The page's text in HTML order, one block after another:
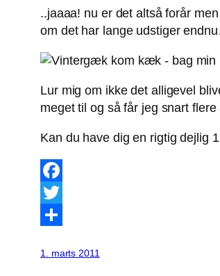
..jaaaa! nu er det altså forår
om det har lange udstiger
Lur mig om ikke det alligevel
meget til og så får jeg snart
Kan du have dig en rigtig dejlig
Facebook
Twitter
1. marts 2011